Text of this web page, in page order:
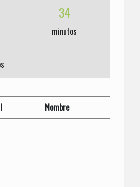
34
minutos
Nombre